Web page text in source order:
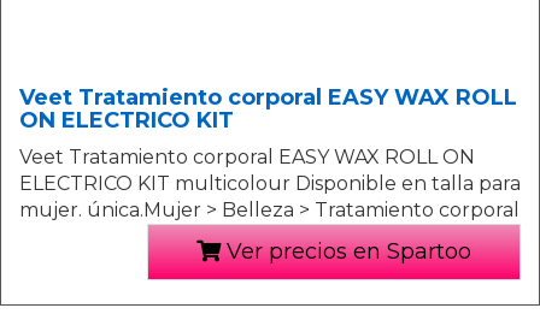
Veet Tratamiento corporal EASY WAX ROLL
ON ELECTRICO KIT
Veet Tratamiento corporal EASY WAX ROLL ON
ELECTRICO KIT multicolour Disponible en talla para
mujer. única.Mujer > Belleza > Tratamiento corporal
Ver precios en Spartoo